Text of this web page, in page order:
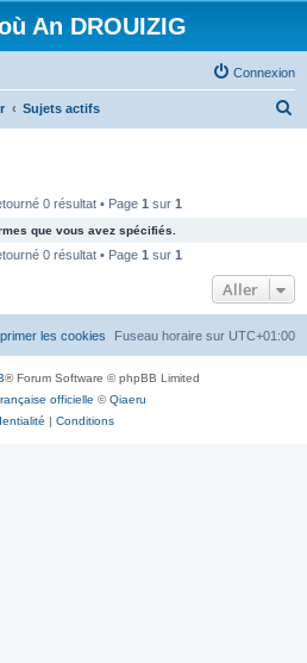
An DROUIZIG
Connexion
Sujets actifs
c
e
0 résultat • Page 1 sur 1
que vous avez spécifiés.
0 résultat • Page 1 sur 1
Aller
Fuseau horaire sur UTC+01:00
les cookies
® Forum Software © phpBB Limited
officielle ©Qiaeru
| Conditions